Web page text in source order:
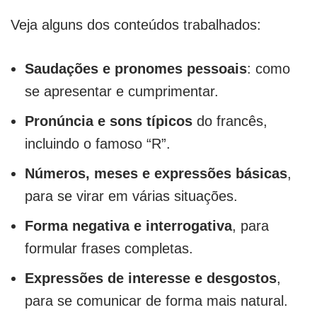
Veja alguns dos conteúdos trabalhados:
Saudações e pronomes pessoais: como
se apresentar e cumprimentar.
Pronúncia e sons típicos do francês,
incluindo o famoso “R”.
Números, meses e expressões básicas,
para se virar em várias situações.
Forma negativa e interrogativa, para
formular frases completas.
Expressões de interesse e desgostos,
para se comunicar de forma mais natural.